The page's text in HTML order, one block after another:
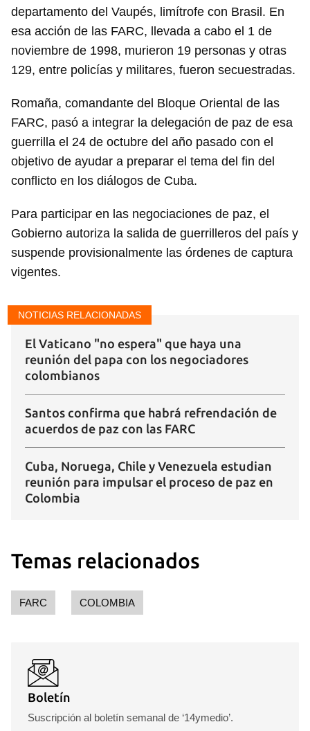
departamento del Vaupés, limítrofe con Brasil. En
esa acción de las FARC, llevada a cabo el 1 de
noviembre de 1998, murieron 19 personas y otras
129, entre policías y militares, fueron secuestradas.
Romaña, comandante del Bloque Oriental de las
FARC, pasó a integrar la delegación de paz de esa
guerrilla el 24 de octubre del año pasado con el
objetivo de ayudar a preparar el tema del fin del
conflicto en los diálogos de Cuba.
Para participar en las negociaciones de paz, el
Gobierno autoriza la salida de guerrilleros del país y
suspende provisionalmente las órdenes de captura
vigentes.
NOTICIAS RELACIONADAS
El Vaticano "no espera" que haya una
reunión del papa con los negociadores
colombianos
Santos confirma que habrá refrendación de
acuerdos de paz con las FARC
Cuba, Noruega, Chile y Venezuela estudian
reunión para impulsar el proceso de paz en
Colombia
Temas relacionados
FARC COLOMBIA
Boletín
Suscripción al boletín semanal de ‘14ymedio’.